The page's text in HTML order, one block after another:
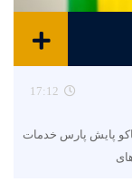
17:12
پایش پارس خدمات